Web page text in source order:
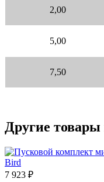
2,00
5,00
7,50
Другие товары
7 923 ₽